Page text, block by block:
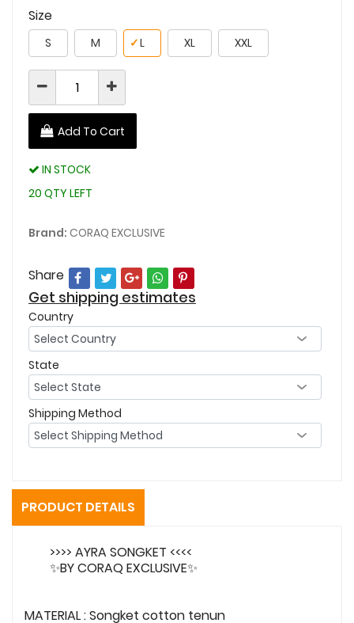
Size
S M L
✓ XL XXL
Add To Cart
IN STOCK
20 QTY LEFT
Brand: CORAQ EXCLUSIVE
Share
Get shipping estimates
Country
State
Shipping Method
PRODUCT DETAILS
>>>> AYRA SONGKET <<<<
✨BY CORAQ EXCLUSIVE✨
MATERIAL : Songket cotton tenun